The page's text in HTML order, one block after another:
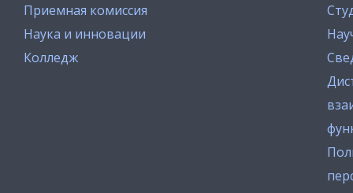
Приемная комиссия
Наука и инновации
Колледж